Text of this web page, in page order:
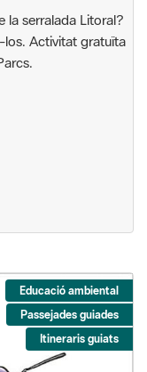
la serralada Litoral?
Activitat gratuïta
Educació ambiental
Passejades guiades
Itineraris guiats